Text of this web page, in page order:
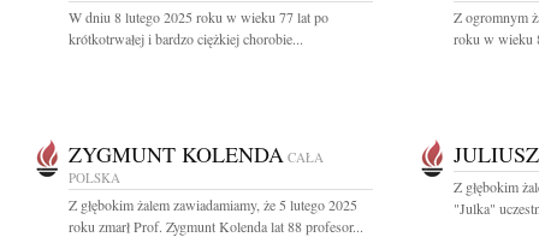
W dniu 8 lutego 2025 roku w wieku 77 lat po
krótkotrwałej i bardzo ciężkiej chorobie...
Z ogromnym
roku w wieku
ZYGMUNT KOLENDA CAŁA
POLSKA
Z głębokim żalem zawiadamiamy, że 5 lutego 2025
roku zmarł Prof. Zygmunt Kolenda lat 88 profesor...
Z głębokim
"Julka"